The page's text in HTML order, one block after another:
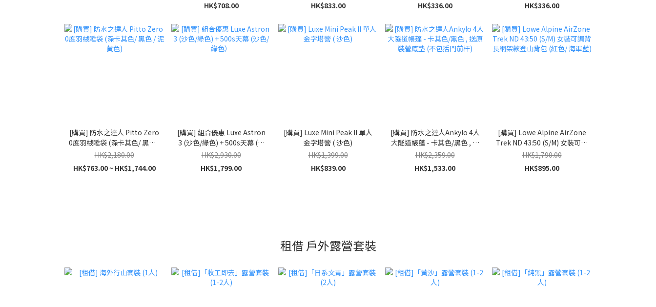
HK$708.00
HK$833.00
HK$336.00
HK$336.00
[購買] 防水之達人 Pitto Zero
0度羽絨睡袋 (深卡其色/ 黑色 /
泥黃色)
HK$2,180.00
HK$763.00 ~ HK$1,744.00
[購買] 組合優惠 Luxe Astron
3 (沙色/綠色) + 500s天幕 (沙
色/綠色）
HK$2,930.00
HK$1,799.00
[購買] Luxe Mini Peak II 單人
金字塔營 ( 沙色)
HK$1,399.00
HK$839.00
[購買] 防水之達人Ankylo 4人
大隧道帳蓬 - 卡其色/黑色 , 送
原裝營底墊 (不包括門前杆)
HK$2,359.00
HK$1,533.00
[購買] Lowe Alpine AirZone
Trek ND 43:50 (S/M) 女裝可調
背長網架款登山背包 (紅色/ 海
軍藍)
HK$1,790.00
HK$895.00
租借 戶外露營套裝